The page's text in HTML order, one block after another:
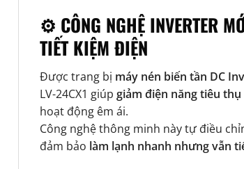
⚙️ CÔNG NGHỆ INVERTER
TIẾT KIỆM ĐIỆN
Được trang bị máy nén biến tần DC
LV-24CX1 giúp giảm điện năng tiêu thụ
hoạt động êm ái.
Công nghệ thông minh này tự điều
đảm bảo làm lạnh nhanh nhưng vẫn